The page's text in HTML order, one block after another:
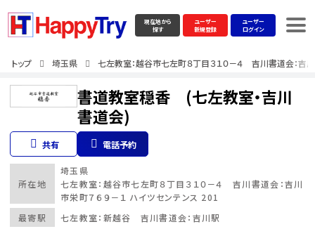
現在地から
探す
ユーザー
新規登録
ユーザー
ログイン
トップ 埼玉県 七左教室：越谷市七左町８丁目３１０－４ 吉川書道会：吉
書道教室穏香 (七左教室・吉川
書道会)
共有 電話予約
最寄駅 七左教室：新越谷 吉川書道会：吉川駅
所在地
埼玉県
七左教室：越谷市七左町８丁目３１０－４ 吉川書道会：吉川
市栄町７６９－１ ハイツセンテンス 201